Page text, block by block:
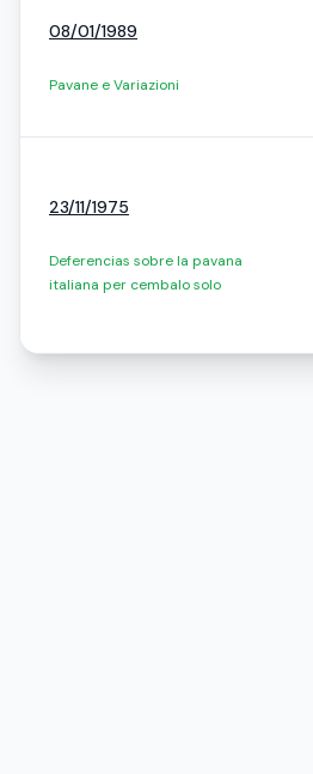
08/01/1989
Pavane e Variazioni
23/11/1975
Deferencias sobre la pavana
italiana per cembalo solo